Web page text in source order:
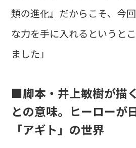
類の進化』だからこそ、今
な力を手に入れるというと
ました」
■脚本・井上敏樹が描
との意味。ヒーローが
「アギト」の世界